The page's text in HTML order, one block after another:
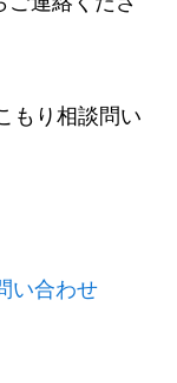
もり相談問い
い合わせ